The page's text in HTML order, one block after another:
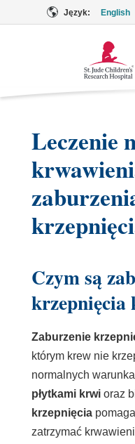
Język: English
Leczenie
Czym są
krzepnięcia
Zaburzenie
którym krew nie
normalnych
płytkami krwioraz
krzepnięcia
zatrzymać